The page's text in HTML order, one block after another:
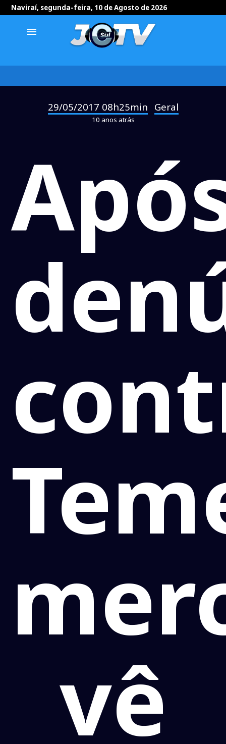
Naviraí, segunda-feira, 10 de Agosto de 2026
menu
29/05/2017 08h25min Geral
10 anos atrás
vê